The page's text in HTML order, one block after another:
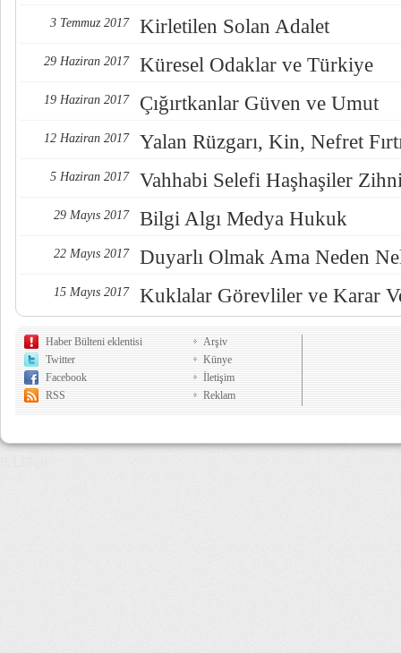
3 Temmuz 2017 Kirletilen Solan Adalet
29 Haziran 2017 Küresel Odaklar ve Türkiye
19 Haziran 2017 Çığırtkanlar Güven ve Umut
12 Haziran 2017 Yalan Rüzgarı, Kin, Nefret
5 Haziran 2017 Vahhabi Selefi Haşhaşiler
29 Mayıs 2017 Bilgi Algı Medya Hukuk
22 Mayıs 2017 Duyarlı Olmak Ama Neden
15 Mayıs 2017 Kuklalar Görevliler ve Karar
Haber Bülteni eklentisi
Twitter
Facebook
RSS
Arşiv
Künye
İletişim
Reklam